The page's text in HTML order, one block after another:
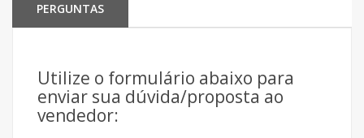
PERGUNTAS
Utilize o formulário abaixo para
enviar sua dúvida/proposta ao
vendedor: